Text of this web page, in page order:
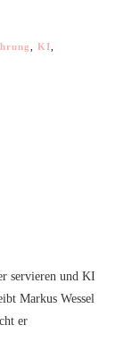
KI
servieren und KI
Markus Wessel
er